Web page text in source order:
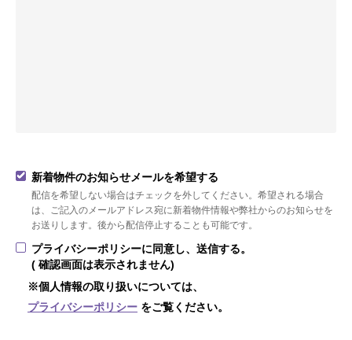
新着物件のお知らせメールを希望する
配信を希望しない場合はチェックを外してください。希望される場合
は、ご記入のメールアドレス宛に新着物件情報や弊社からのお知らせを
お送りします。後から配信停止することも可能です。
プライバシーポリシーに同意し、送信する。
( 確認画面は表示されません)
※個人情報の取り扱いについては、
プライバシーポリシー をご覧ください。